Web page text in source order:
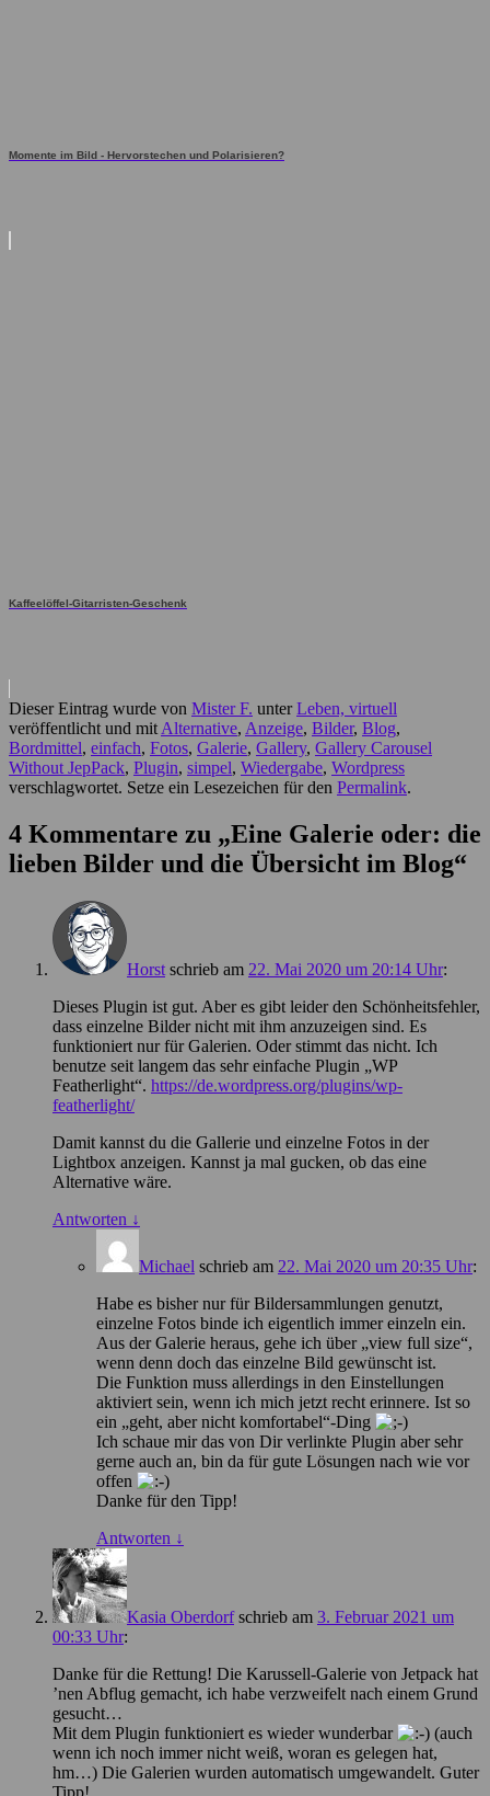
Momente im Bild - Hervorstechen und Polarisieren?
Kaffeelöffel-Gitarristen-Geschenk
Dieser Eintrag wurde von Mister F. unterLeben, virtuell
veröffentlicht und mitAlternative, Anzeige, Bilder, Blog,
Bordmittel, einfach, Fotos, Galerie, Gallery, Gallery Carousel
Without JepPack, Plugin, simpel, Wiedergabe, Wordpress
verschlagwortet. Setze ein Lesezeichen für den Permalink.
4 Kommentare zu „Eine Galerie oder: die
lieben Bilder und die Übersicht im Blog“
Horst schrieb am 22. Mai 2020 um 20:14 Uhr:
Dieses Plugin ist gut. Aber es gibt leider den Schönheitsfehler,
dass einzelne Bilder nicht mit ihm anzuzeigen sind. Es
funktioniert nur für Galerien. Oder stimmt das nicht. Ich
benutze seit langem das sehr einfache Plugin „WP
Featherlight“. https://de.wordpress.org/plugins/wp-
featherlight/
Damit kannst du die Gallerie und einzelne Fotos in der
Lightbox anzeigen. Kannst ja mal gucken, ob das eine
Alternative wäre.
Antworten ↓
Michael schrieb am 22. Mai 2020 um 20:35 Uhr:
Habe es bisher nur für Bildersammlungen genutzt,
einzelne Fotos binde ich eigentlich immer einzeln ein.
Aus der Galerie heraus, gehe ich über „view full size“,
wenn denn doch das einzelne Bild gewünscht ist.
Die Funktion muss allerdings in den Einstellungen
aktiviert sein, wenn ich mich jetzt recht erinnere. Ist so
ein „geht, aber nicht komfortabel“-Ding
Ich schaue mir das von Dir verlinkte Plugin aber sehr
gerne auch an, bin da für gute Lösungen nach wie vor
offen
Danke für den Tipp!
Antworten ↓
Kasia Oberdorf schrieb am 3. Februar 2021 um
00:33 Uhr:
Danke für die Rettung! Die Karussell-Galerie von Jetpack hat
’nen Abflug gemacht, ich habe verzweifelt nach einem Grund
gesucht…
Mit dem Plugin funktioniert es wieder wunderbar
(auch
wenn ich noch immer nicht weiß, woran es gelegen hat,
hm…) Die Galerien wurden automatisch umgewandelt. Guter